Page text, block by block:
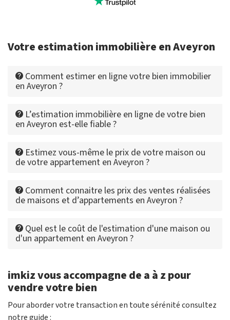
Votre estimation immobilière en Aveyron
Comment estimer en ligne votre bien immobilier
en Aveyron ?
L’estimation immobilière en ligne de votre bien
en Aveyron est-elle fiable ?
Estimez vous-même le prix de votre maison ou
de votre appartement en Aveyron ?
Comment connaitre les prix des ventes réalisées
de maisons et d’appartements en Aveyron ?
Quel est le coût de l'estimation d'une maison ou
d'un appartement en Aveyron ?
imkiz vous accompagne de a à z pour
vendre votre bien
Pour aborder votre transaction en toute sérénité consultez
notre guide :